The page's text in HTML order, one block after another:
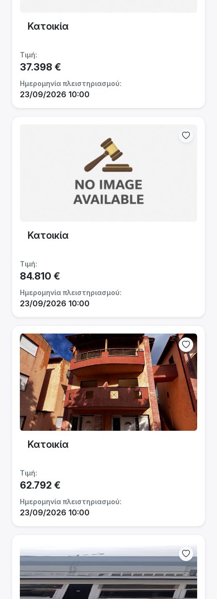
Κατοικία
Τιμή:
37.398 €
Ημερομηνία πλειστηριασμού:
23/09/2026 10:00
Κατοικία
Τιμή:
84.810 €
Ημερομηνία πλειστηριασμού:
23/09/2026 10:00
Κατοικία
Τιμή:
62.792 €
Ημερομηνία πλειστηριασμού:
23/09/2026 10:00